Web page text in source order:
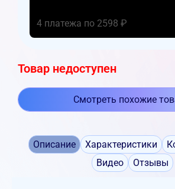
4 платежа по 2598 ₽
Товар недоступен
Смотреть похожие
Описание Характеристики
Видео
Отзывы